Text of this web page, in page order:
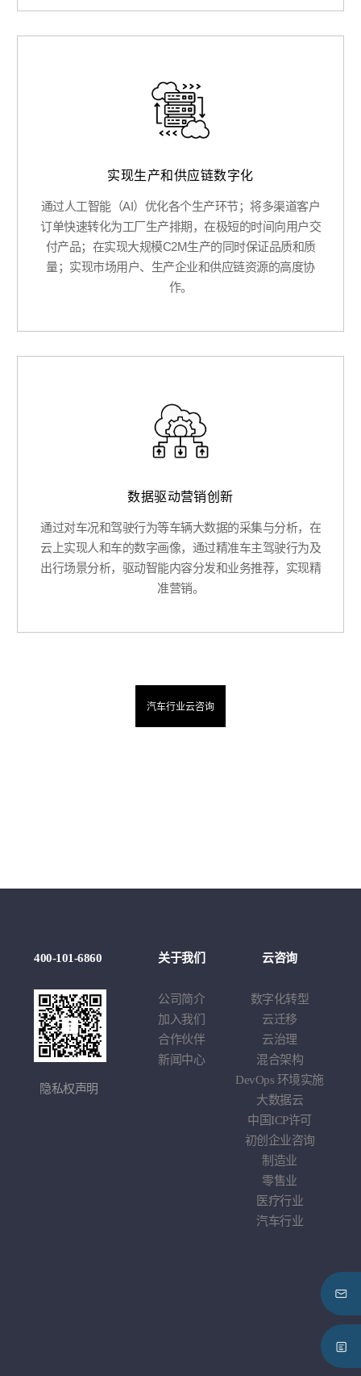
实现生产和供应链数字化
通过人工智能（AI）优化各个生产环节；将多渠道客户
订单快速转化为工厂生产排期，在极短的时间向用户交
付产品；在实现大规模C2M生产的同时保证品质和质
量；实现市场用户、生产企业和供应链资源的高度协
作。
数据驱动营销创新
通过对车况和驾驶行为等车辆大数据的采集与分析，在
云上实现人和车的数字画像，通过精准车主驾驶行为及
出行场景分析，驱动智能内容分发和业务推荐，实现精
准营销。
汽车行业云咨询
400-101-6860
隐私权声明
关于我们
公司简介
加入我们
合作伙伴
新闻中心
云咨询
数字化转型
云迁移
云治理
混合架构
DevOps 环境实施
大数据云
中国ICP许可
初创企业咨询
制造业
零售业
医疗行业
汽车行业